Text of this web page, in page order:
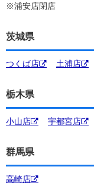
※浦安店閉店
茨城県
つくば店 土浦店
栃木県
小山店 宇都宮店
群馬県
高崎店